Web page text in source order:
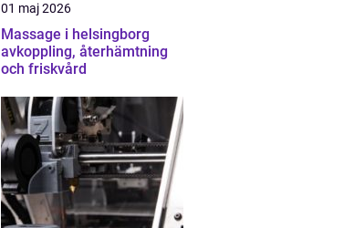
01 maj 2026
Massage i helsingborg
avkoppling, återhämtning
och friskvård